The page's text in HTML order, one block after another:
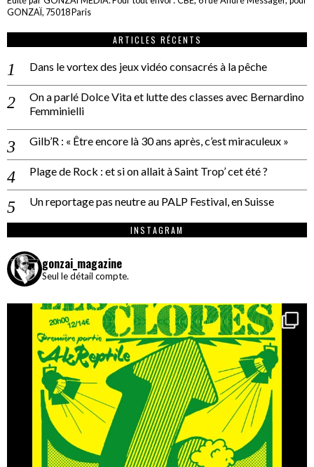
GONZAÏ, 75018 Paris
ARTICLES RÉCENTS
Dans le vortex des jeux vidéo consacrés à la pêche
On a parlé Dolce Vita et lutte des classes avec Bernardino
Femminielli
Gilb’R : « Être encore là 30 ans après, c’est miraculeux »
Plage de Rock : et si on allait à Saint Trop’ cet été ?
Un reportage pas neutre au PALP Festival, en Suisse
INSTAGRAM
gonzai_magazine
Seul le détail compte.